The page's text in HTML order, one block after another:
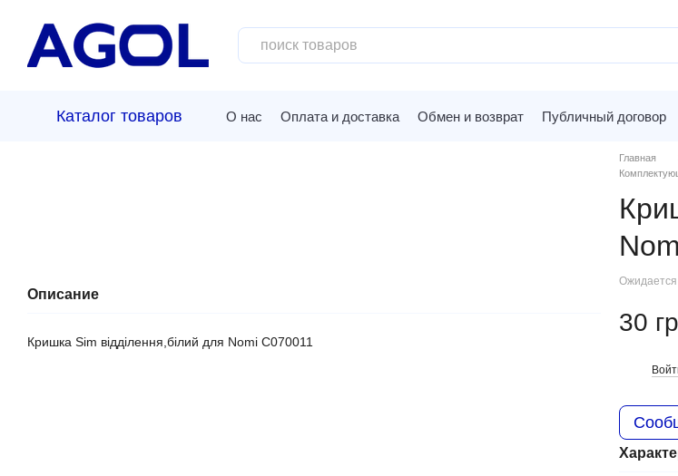
Каталог товаров О нас Оплата и доставка Обмен и возврат Публичный договор
Описание
Кришка Sim відділення,білий для Nomi C070011
Главная
Ожидается
30